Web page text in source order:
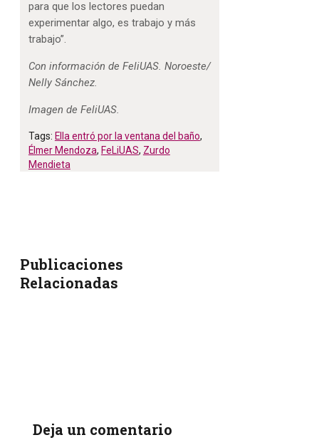
para que los lectores puedan
experimentar algo, es trabajo y más
trabajo”.
Con información de FeliUAS. Noroeste/
Nelly Sánchez.
Imagen de FeliUAS.
Tags: Ella entró por la ventana del baño,
Élmer Mendoza, FeLiUAS, Zurdo
Mendieta
Publicaciones
Relacionadas
Deja un comentario